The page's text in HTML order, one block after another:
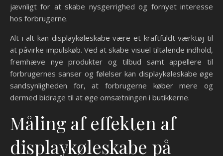
jævnligt for at skabe nysgerrighed og fornyet interesse
hos forbrugerne.
Alt i alt kan displaykøleskabe være et kraftfuldt værktøj til
at påvirke impulskøb. Ved at skabe visuel tiltalende indhold,
fremhæve nye produkter og tilbud samt appellere til
forbrugernes sanser og følelser kan displaykøleskabe øge
sandsynligheden for, at forbrugerne køber mere og
dermed bidrage til at øge omsætningen i butikkerne.
Måling af effekten af
displaykøleskabe på